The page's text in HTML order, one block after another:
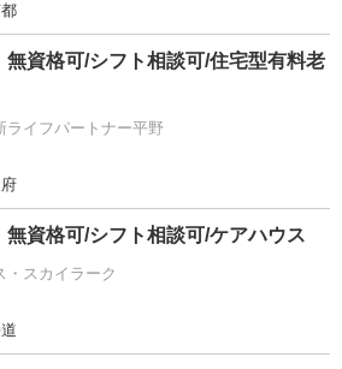
無資格可/シフト相談可/住宅型有料老
ライフパートナー平野
無資格可/シフト相談可/ケアハウス
・スカイラーク